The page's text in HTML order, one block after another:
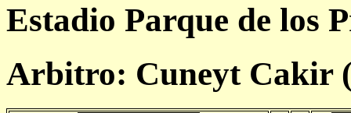
Estadio Parque de los
Arbitro: Cuneyt Cakir